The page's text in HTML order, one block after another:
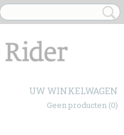
UW WINKELWAGEN
Geen producten (0)